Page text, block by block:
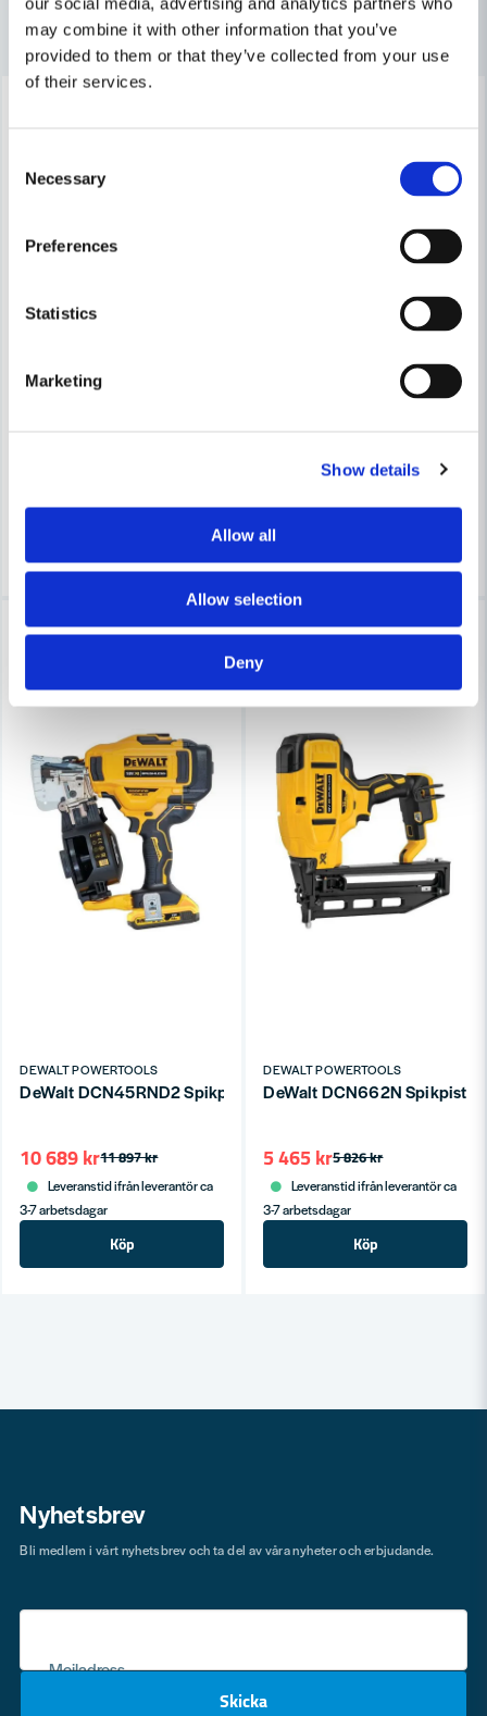
may combine it with other information that you’ve
provided to them or that they’ve collected from your use
of their services.
Selection
Necessary
Preferences
Statistics
Marketing
Show details
Allow all
Allow selection
Deny
Ja, ni får publicera min fråga
Andra produkter i kategorin
DEWALT POWERTOOLS
3-7 arbetsdagar
DeWalt DCE581N Fogpistol
4 310 kr
3 934 kr
3-7 arbetsdagar
DEWALT POWERTOOLS
DeWalt DCN45RND2 Spikpistol 18V XR Tak (2x2,0Ah)
11 897 kr
10 689 kr
Leveranstid ifrån leverantör ca
3-7 arbetsdagar
Köp
-10%
DEWALT POWERTOOLS
5 826 kr
5 465 kr
Leveranstid ifrån leverantör ca
3-7 arbetsdagar
Köp
-6%
Nyhetsbrev
Mejladress
Skicka
Bli medlem i vårt nyhetsbrev och ta del av våra nyheter och erbjudande.